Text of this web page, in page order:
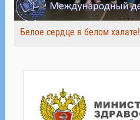
Белое сердце в белом халате!